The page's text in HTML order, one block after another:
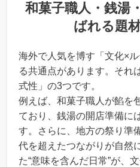
和菓子職人・銭湯
ばれる題
海外で人気を博す「文化×
る共通点があります。それ
式性」の3つです。
例えば、和菓子職人が餡を
ており、銭湯の開店準備に
す。さらに、地方の祭り準
代を超えたつながりが自然
た“意味を含んだ日常”が、